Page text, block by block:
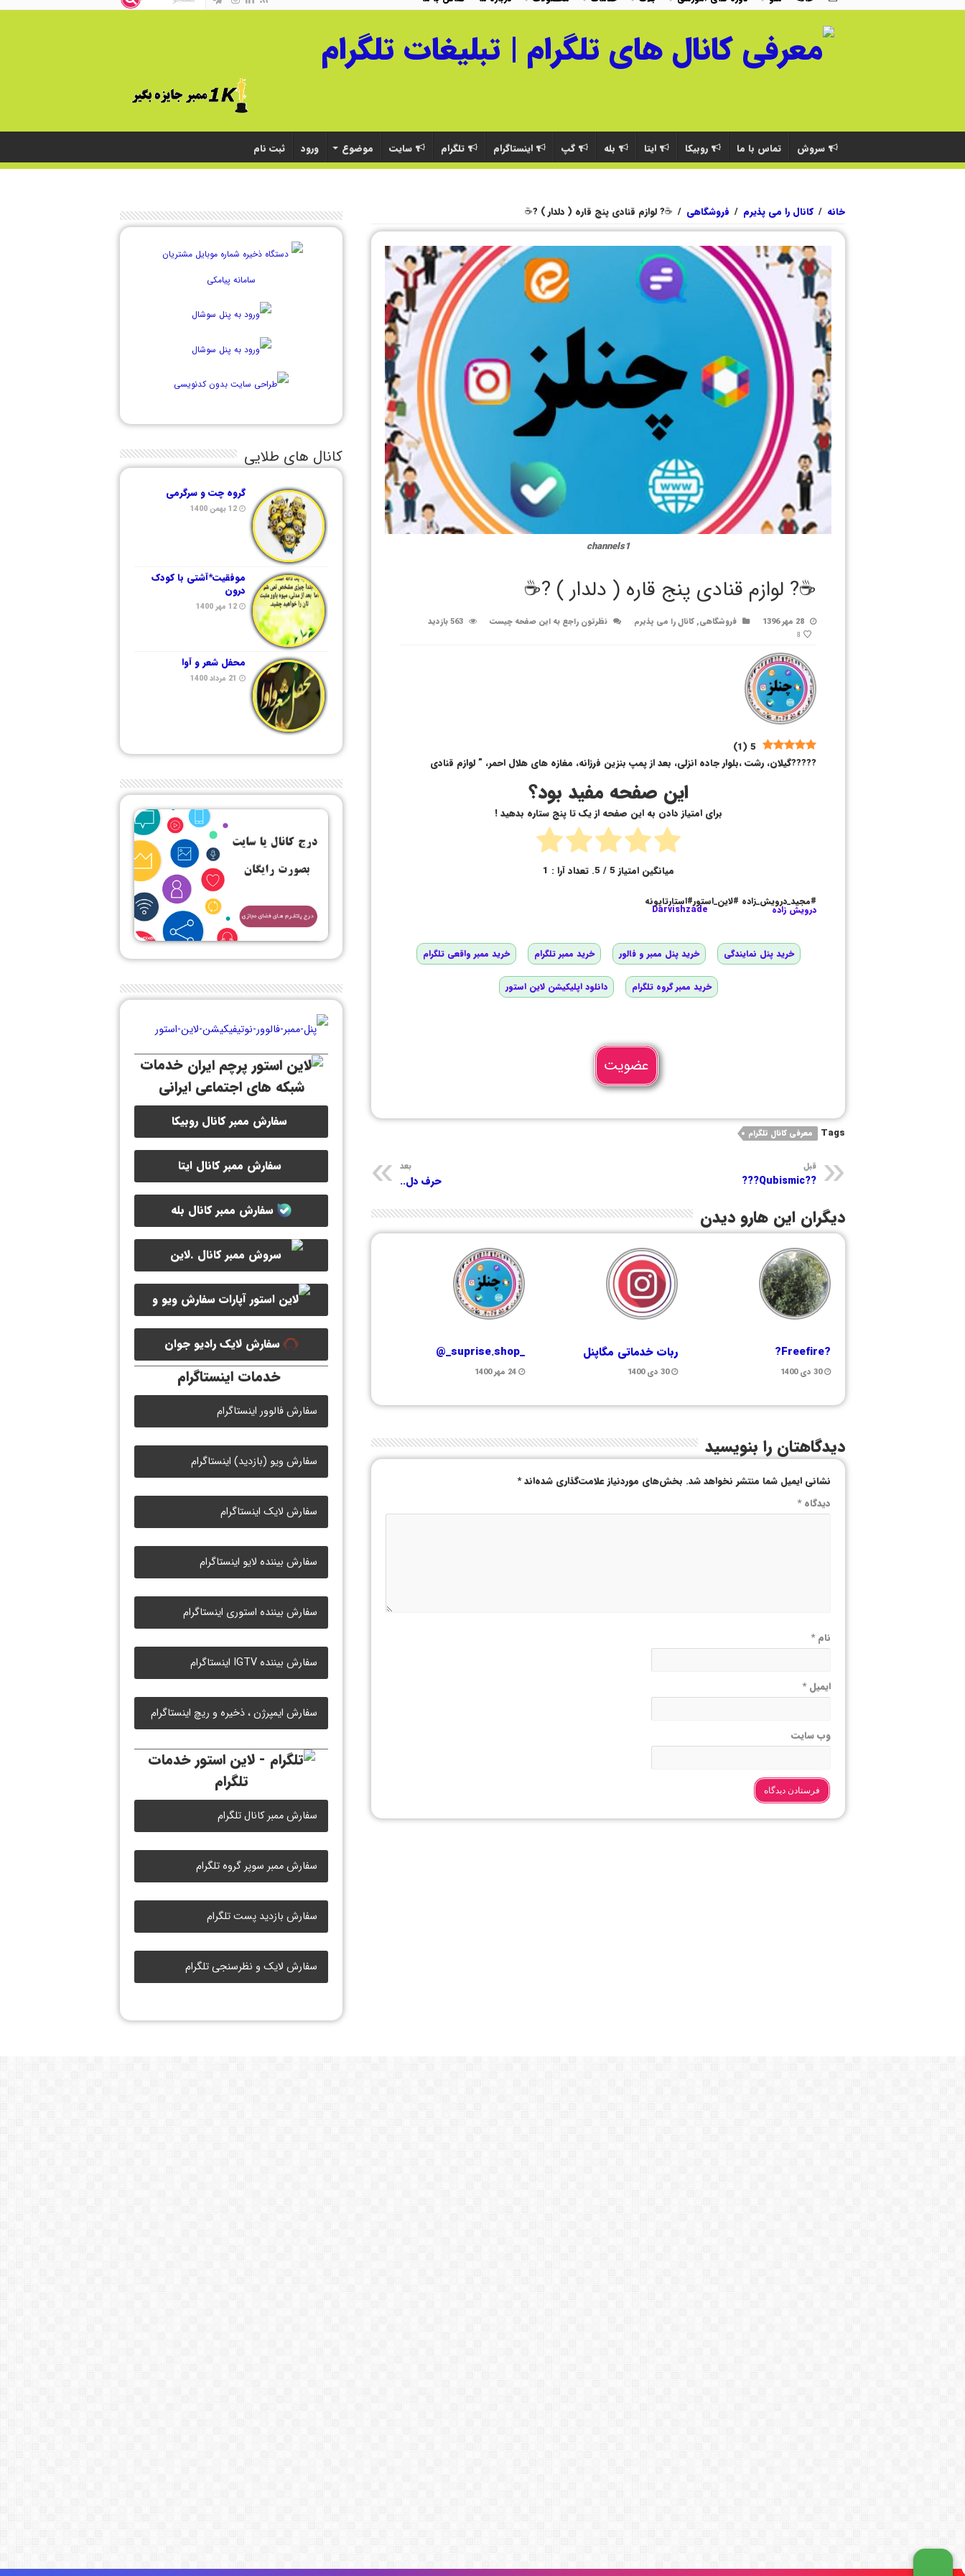
سروش تماس با ما روبیکا ایتا بله گپ اینستاگرام تلگرام سایت موضوع ورود ثبت نام
خانه / کانال را می پذیرم / فروشگاهی / ☕️? لوازم قنادی پنج قاره ( دلدار ) ?☕️
channels1
☕️? لوازم قنادی پنج قاره ( دلدار ) ?☕️
28 مهر 1396 فروشگاهی,کانال را می پذیرم نظرتون راجع به این صفحه چیست 563 بازدید
8
5
(
1
)
?????گیلان، رشت ،بلوار جاده انزلی، بعد از پمپ بنزین فرزانه، مغازه های هلال احمر، ” لوازم قنادی
این صفحه مفید بود؟
برای امتیاز دادن به این صفحه از یک تا پنج ستاره بدهید !
میانگین امتیاز 5/ 5. تعداد آرا : 1
#مجید_درویش_زاده #لاین_استور#استارتاپونه
درویش زاده Darvishzade
خرید پنل نمایندگی خرید پنل ممبر و فالور خرید ممبر تلگرام خرید ممبر واقعی تلگرام
خرید ممبر گروه تلگرام دانلود اپلیکیشن لاین استور
عضویت
Tags معرفی کانال تلگرام
قبل
??Qubismic???
بعد
حرف دل..
دیگران این هارو دیدن
?Freefire?
30 دی 1400
ربات خدماتی مگاپنل
30 دی 1400
_suprise.shop_@
24 مهر 1400
دیدگاهتان را بنویسید
نشانی ایمیل شما منتشر نخواهد شد. بخش‌های موردنیاز علامت‌گذاری شده‌اند*
دیدگاه*
نام*
ایمیل*
وب‌ سایت
کانال های طلایی
گروه چت و سرگرمی
12 بهمن 1400
موفقیت*آشتی با کودک
درون
12 مهر 1400
محفل شعر و آوا
21 مرداد 1400
خدمات
شبکه های اجتماعی ایرانی
سفارش ممبر کانال روبیکا
سفارش ممبر کانال ایتا
سفارش ممبر کانال بله
سفارش ممبر کانال سروش
سفارش ویو و
لایک ویدیو آپارات
سفارش لایک رادیو جوان
خدمات اینستاگرام
سفارش فالوور اینستاگرام
سفارش ویو (بازدید) اینستاگرام
سفارش لایک اینستاگرام
سفارش بیننده لایو اینستاگرام
سفارش بیننده استوری اینستاگرام
سفارش بیننده IGTV اینستاگرام
سفارش ایمپرژن ، ذخیره و ریچ اینستاگرام
خدمات
تلگرام
سفارش ممبر کانال تلگرام
سفارش ممبر سوپر گروه تلگرام
سفارش بازدید پست تلگرام
سفارش لایک و نظرسنجی تلگرام